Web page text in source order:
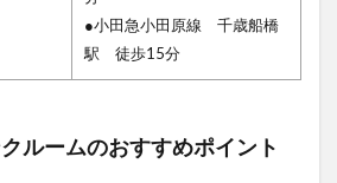
●小田急小田原線 千歳船橋
駅 徒歩15分
ルームのおすすめポイント